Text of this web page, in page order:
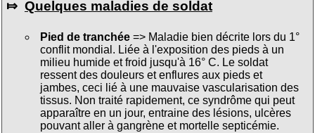
⤇ Quelques maladies de soldat
Pied de tranchée=> Maladie bien décrite lors du 1°
conflit mondial. Liée à l'exposition des pieds à un
milieu humide et froid jusqu'à 16° C. Le soldat
ressent des douleurs et enflures aux pieds et
jambes, ceci lié à une mauvaise vascularisation des
tissus. Non traité rapidement, ce syndrôme qui peut
apparaître en un jour, entraine des lésions, ulcères
pouvant aller à gangrène et mortelle septicémie.